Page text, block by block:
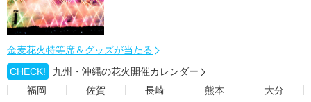
金麦花火特等席＆グッズが当たる
CHECK!
九州・沖縄の花火開催カレンダー
福岡
佐賀 長崎 熊本
大分